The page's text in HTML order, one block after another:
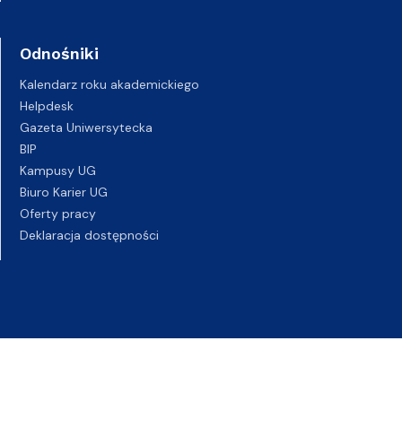
Odnośniki
Kalendarz roku akademickiego
Helpdesk
Gazeta Uniwersytecka
BIP
Kampusy UG
Biuro Karier UG
Oferty pracy
Deklaracja dostępności